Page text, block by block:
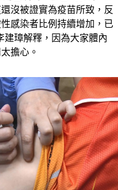
出現嗎？韓國統計有240
沒被證實為疫苗所致，反
感染者比例持續增加，已
璋解釋，因為大家體內